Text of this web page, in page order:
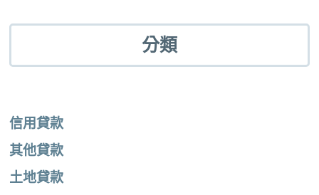
分類
信用貸款
其他貸款
土地貸款